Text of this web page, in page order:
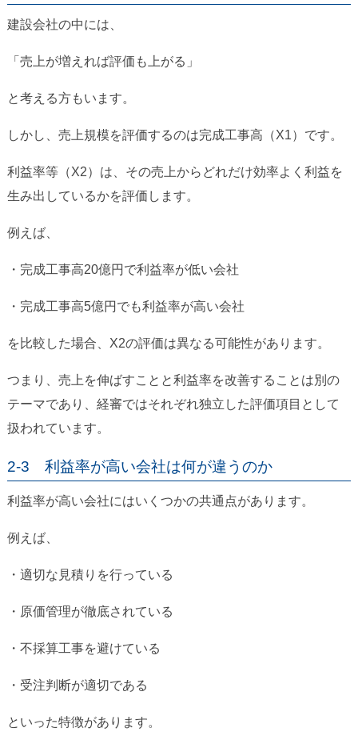
建設会社の中には、
「売上が増えれば評価も上がる」
と考える方もいます。
しかし、売上規模を評価するのは完成工事高（X1）です。
利益率等（X2）は、その売上からどれだけ効率よく利益を
生み出しているかを評価します。
例えば、
・完成工事高20億円で利益率が低い会社
・完成工事高5億円でも利益率が高い会社
を比較した場合、X2の評価は異なる可能性があります。
つまり、売上を伸ばすことと利益率を改善することは別の
テーマであり、経審ではそれぞれ独立した評価項目として
扱われています。
2-3 利益率が高い会社は何が違うのか
利益率が高い会社にはいくつかの共通点があります。
例えば、
・適切な見積りを行っている
・原価管理が徹底されている
・不採算工事を避けている
・受注判断が適切である
といった特徴があります。